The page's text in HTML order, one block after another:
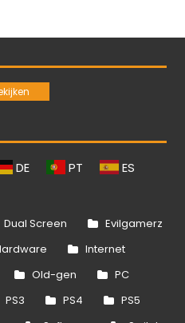
DE PT ES
Dual Screen
Evilgamerz
Internet
Old-gen
PC
PS3 PS4
PS5